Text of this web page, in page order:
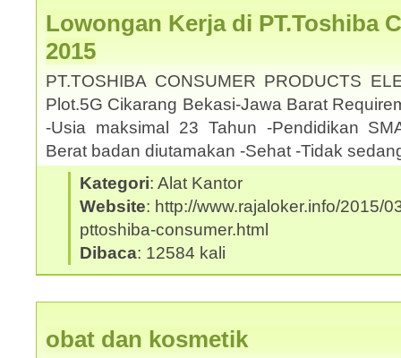
Lowongan Kerja di PT.Toshiba
2015
PT.TOSHIBA CONSUMER PRODUCTS
Plot.5G Cikarang Bekasi-Jawa Barat
-Usia maksimal 23 Tahun -Pendidikan
Berat badan diutamakan -Sehat -Tidak
Kategori: Alat Kantor
Website: http://www.rajaloker.info/2015/
pttoshiba-consumer.html
Dibaca: 12584 kali
obat dan kosmetik